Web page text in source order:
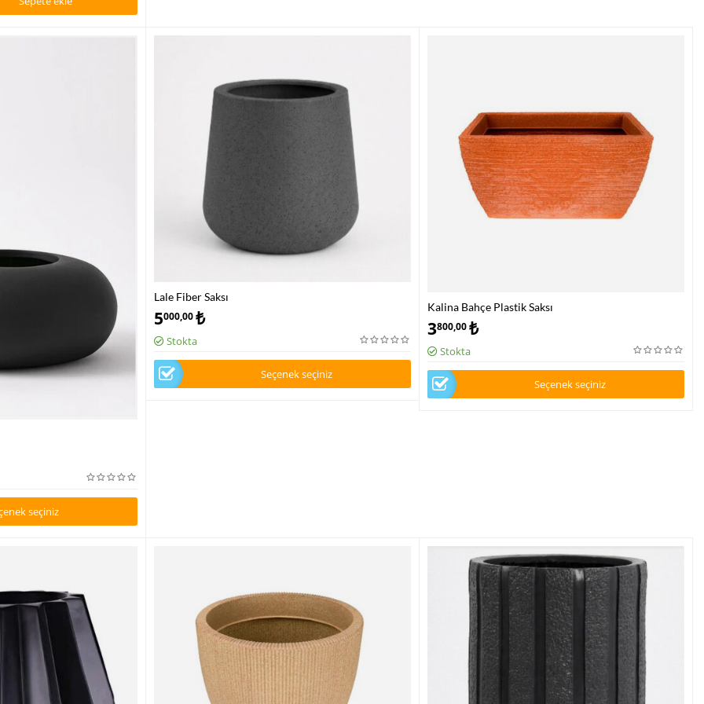
seçiniz
Lale Fiber Saksı
5000,00₺
Stokta
Seçenek seçiniz
Kalina Bahçe Plastik Saksı
3800,00₺
Stokta
Seçenek seçiniz